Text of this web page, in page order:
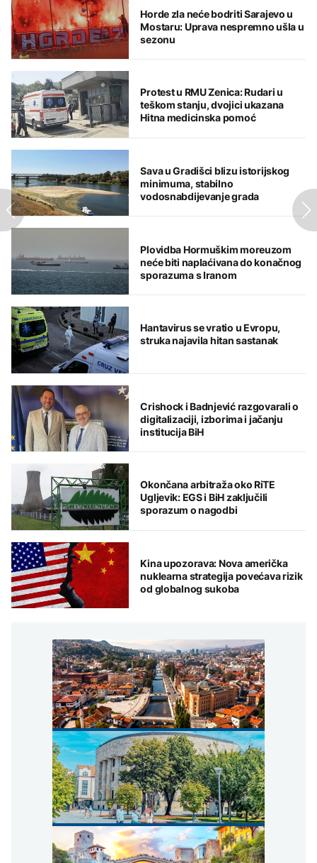
Horde zla neće bodriti Sarajevo u
Mostaru: Uprava nespremno ušla u
sezonu
Protest u RMU Zenica: Rudari u
teškom stanju, dvojici ukazana
Hitna medicinska pomoć
Sava u Gradišci blizu istorijskog
minimuma, stabilno
vodosnabdijevanje grada
Plovidba Hormuškim moreuzom
neće biti naplaćivana do konačnog
sporazuma s Iranom
Hantavirus se vratio u Evropu,
struka najavila hitan sastanak
Crishock i Badnjević razgovarali o
digitalizaciji, izborima i jačanju
institucija BiH
Okončana arbitraža oko RiTE
Ugljevik: EGS i BiH zaključili
sporazum o nagodbi
Kina upozorava: Nova američka
nuklearna strategija povećava rizik
od globalnog sukoba